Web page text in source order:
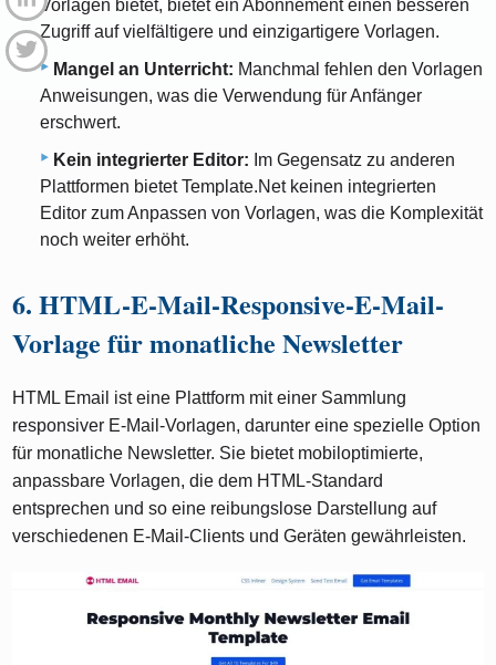
Vorlagen bietet, bietet ein Abonnement einen besseren
Zugriff auf vielfältigere und einzigartigere Vorlagen.
Mangel an Unterricht: Manchmal fehlen den Vorlagen
Anweisungen, was die Verwendung für Anfänger
erschwert.
Kein integrierter Editor: Im Gegensatz zu anderen
Plattformen bietet Template.Net keinen integrierten
Editor zum Anpassen von Vorlagen, was die Komplexität
noch weiter erhöht.
6. HTML-E-Mail-Responsive-E-Mail-
Vorlage für monatliche Newsletter
HTML Email ist eine Plattform mit einer Sammlung
responsiver E-Mail-Vorlagen, darunter eine spezielle Option
für monatliche Newsletter. Sie bietet mobiloptimierte,
anpassbare Vorlagen, die dem HTML-Standard
entsprechen und so eine reibungslose Darstellung auf
verschiedenen E-Mail-Clients und Geräten gewährleisten.